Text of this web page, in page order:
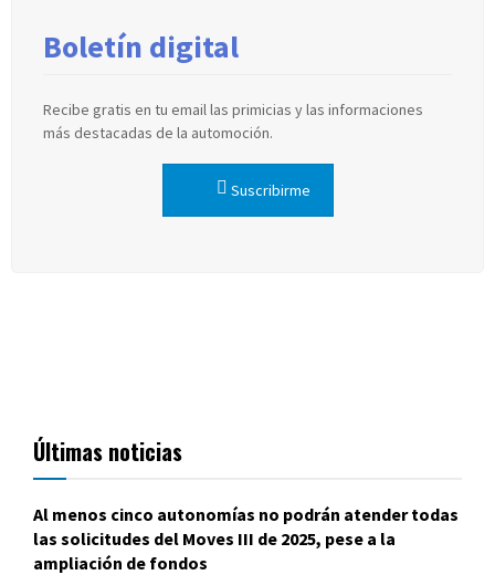
Boletín digital
Recibe gratis en tu email las primicias y las informaciones
más destacadas de la automoción.
Suscribirme
Últimas noticias
Al menos cinco autonomías no podrán atender todas
las solicitudes del Moves III de 2025, pese a la
ampliación de fondos